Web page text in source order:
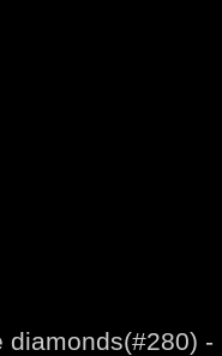
diamonds(#280) -